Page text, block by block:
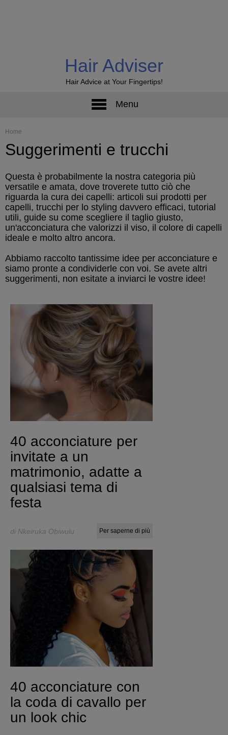
Hair Adviser
Hair Advice at Your Fingertips!
Menu
Home
Suggerimenti e trucchi
Questa è probabilmente la nostra categoria più
versatile e amata, dove troverete tutto ciò che
riguarda la cura dei capelli: articoli sui prodotti per
capelli, trucchi per lo styling davvero efficaci, tutorial
utili, guide su come scegliere il taglio giusto,
un'acconciatura che valorizzi il viso, il colore di capelli
ideale e molto altro ancora.
Abbiamo raccolto tantissime idee per acconciature e
siamo pronte a condividerle con voi. Se avete altri
suggerimenti, non esitate a inviarci le vostre idee!
40 acconciature per
invitate a un
matrimonio, adatte a
qualsiasi tema di
festa
di Nkeiruka Obiwulu Per saperne di più
40 acconciature con
la coda di cavallo per
un look chic